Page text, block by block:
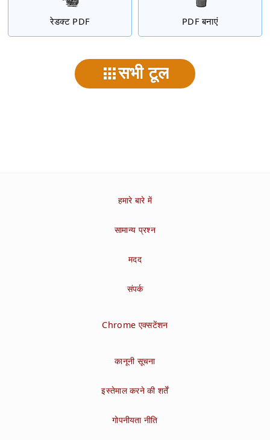
रेडक्ट PDF PDF बनाएं
सभी टूल
हमारे बारे में
सामान्य प्रश्न
मदद
संपर्क
Chrome एक्सटेंशन
कानूनी सूचना
इस्तेमाल करने की शर्तें
गोपनीयता नीति